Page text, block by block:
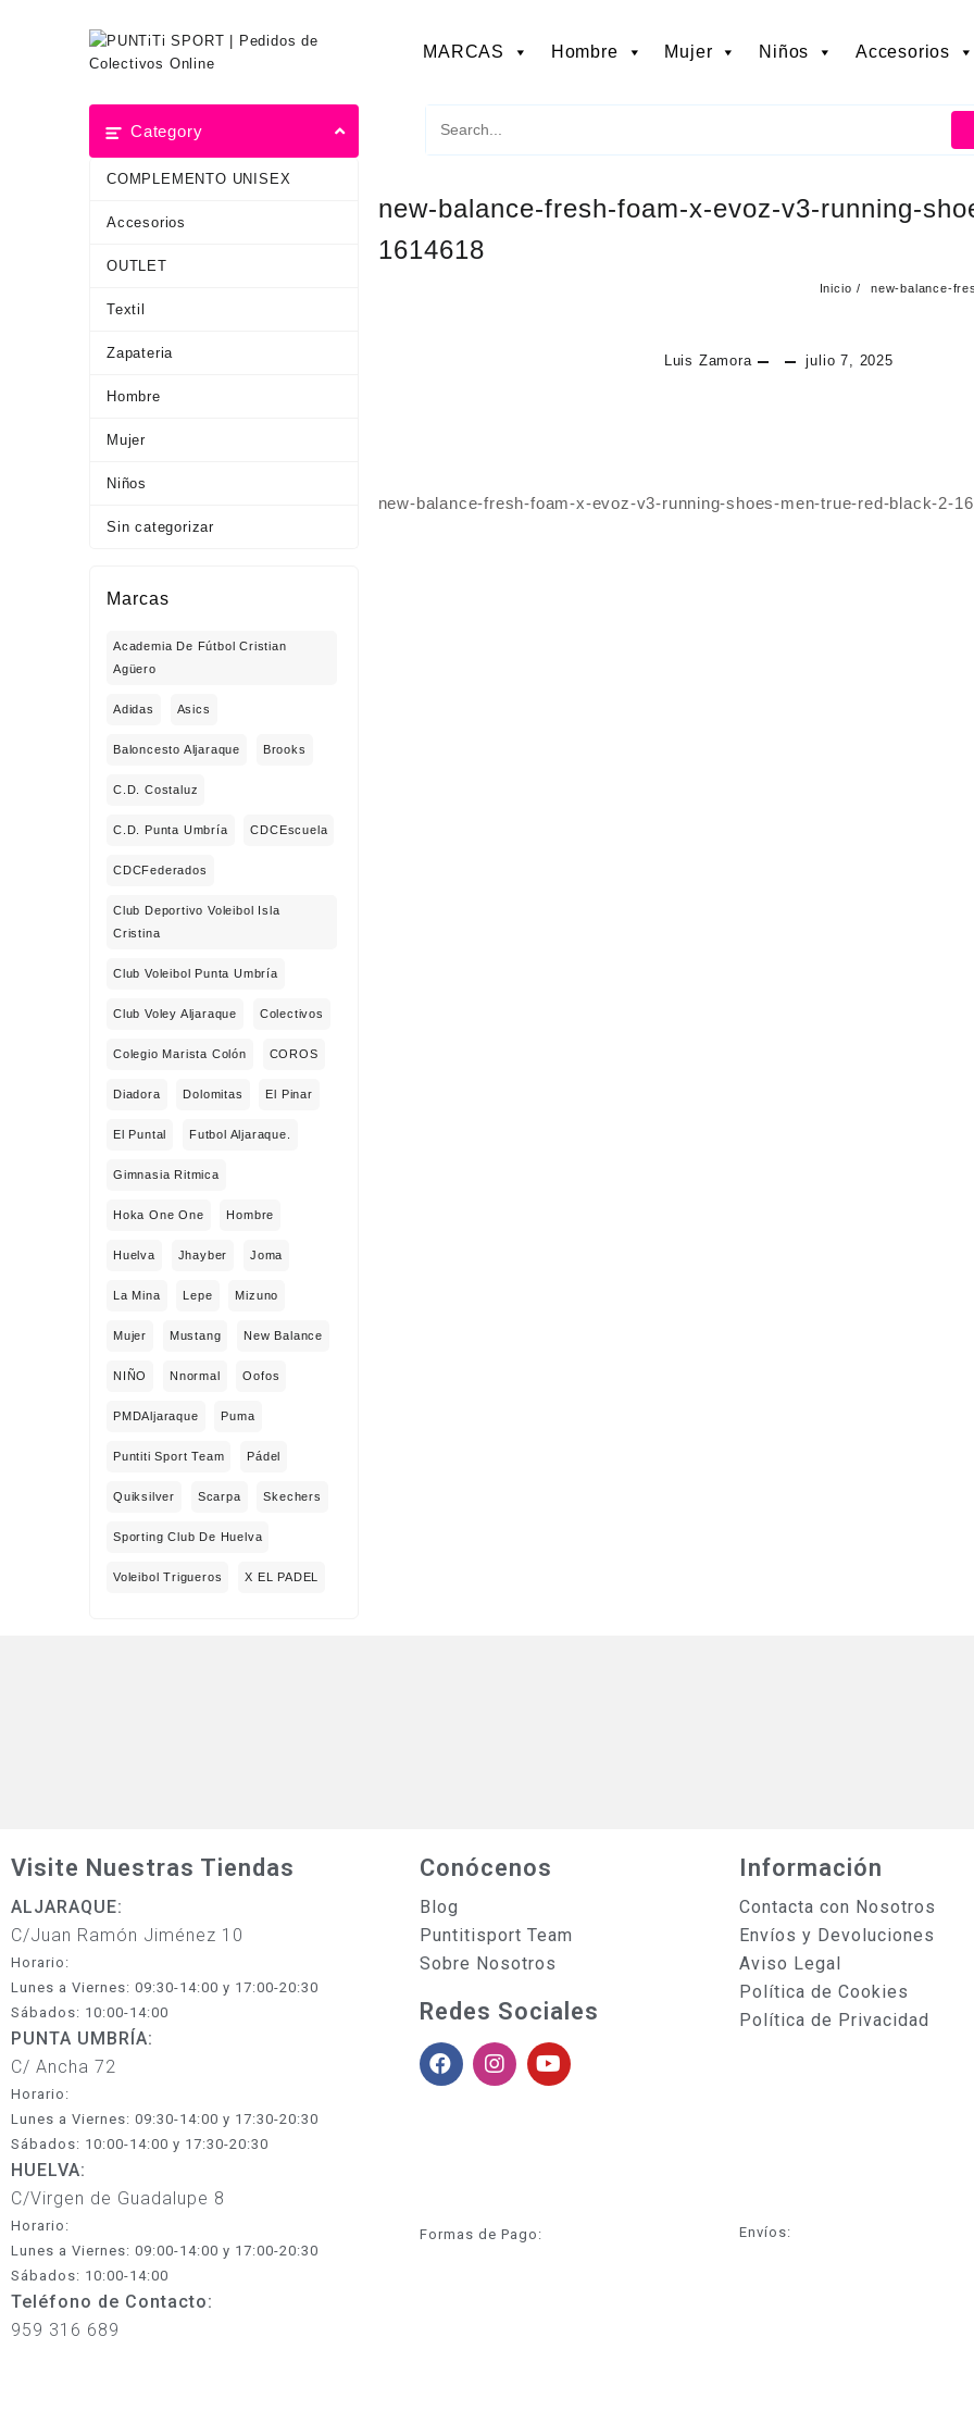
MARCAS Hombre Mujer Niños Accesorios
Category
COMPLEMENTO UNISEX
Accesorios
OUTLET
Textil
Zapateria
Hombre
Mujer
Niños
Sin categorizar
new-balance-fresh-foam-x-evoz-v3-running-
1614618
Inicio new-balance-
Luis Zamora julio 7, 2025
new-balance-fresh-foam-x-evoz-v3-running-shoes-men-true-red-black-2-
Marcas
Academia De Fútbol Cristian
Agüero
Adidas Asics
Baloncesto Aljaraque Brooks
C.D. Costaluz
C.D. Punta Umbría CDCEscuela
CDCFederados
Club Deportivo Voleibol Isla
Cristina
Club Voleibol Punta Umbría
Club Voley Aljaraque Colectivos
Colegio Marista Colón COROS
Diadora Dolomitas El Pinar
El Puntal Futbol Aljaraque.
Gimnasia Ritmica
Hoka One One Hombre
Huelva Jhayber Joma
La Mina Lepe Mizuno
Mujer Mustang New Balance
NIÑO Nnormal Oofos
PMDAljaraque Puma
Puntiti Sport Team Pádel
Quiksilver Scarpa Skechers
Sporting Club De Huelva
Voleibol Trigueros X EL PADEL
Visite Nuestras Tiendas
ALJARAQUE:
C/Juan Ramón Jiménez 10
Horario:
Lunes a Viernes: 09:30-14:00 y 17:00-20:30
Sábados: 10:00-14:00
PUNTA UMBRÍA:
C/ Ancha 72
Horario:
Lunes a Viernes: 09:30-14:00 y 17:30-20:30
Sábados: 10:00-14:00 y 17:30-20:30
HUELVA:
C/Virgen de Guadalupe 8
Horario:
Lunes a Viernes: 09:00-14:00 y 17:00-20:30
Sábados: 10:00-14:00
Teléfono de Contacto:
959 316 689
Conócenos
Blog
Puntitisport Team
Sobre Nosotros
Redes Sociales
Formas de Pago:
Información
Contacta con Nosotros
Envíos y Devoluciones
Aviso Legal
Política de Cookies
Política de Privacidad
Envíos: